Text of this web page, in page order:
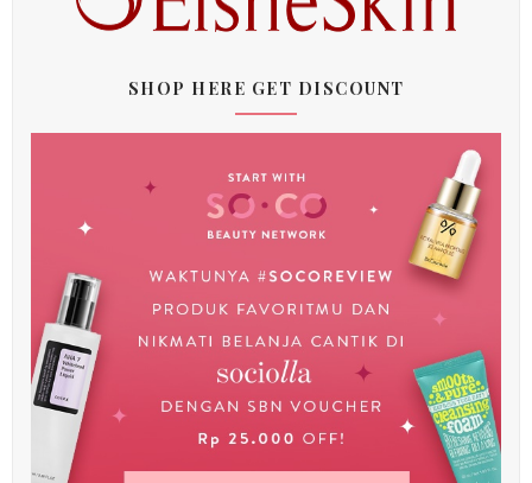
SHOP HERE GET DISCOUNT